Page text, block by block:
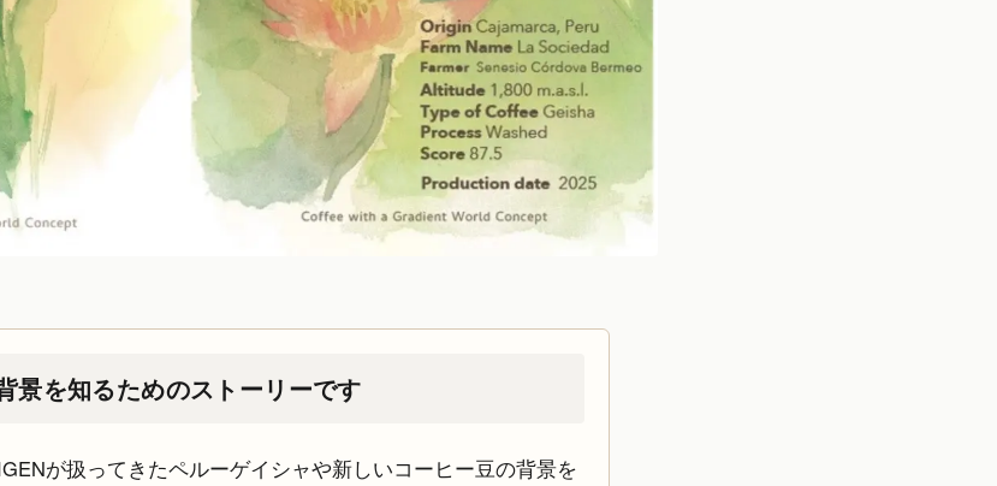
景を知るためのストーリーです
が扱ってきたペルーゲイシャや新しいコーヒー豆の背景を